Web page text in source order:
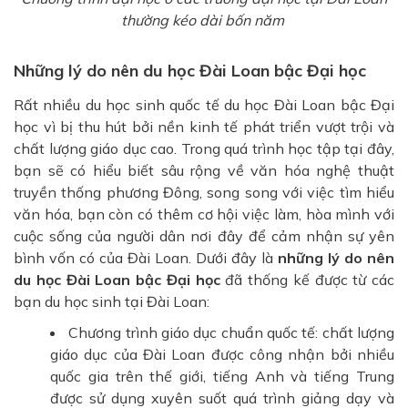
thường kéo dài bốn năm
Những lý do nên du học Đài Loan bậc Đại học
Rất nhiều du học sinh quốc tế du học Đài Loan bậc Đại
học vì bị thu hút bởi nền kinh tế phát triển vượt trội và
chất lượng giáo dục cao. Trong quá trình học tập tại đây,
bạn sẽ có hiểu biết sâu rộng về văn hóa nghệ thuật
truyền thống phương Đông, song song với việc tìm hiểu
văn hóa, bạn còn có thêm cơ hội việc làm, hòa mình với
cuộc sống của người dân nơi đây để cảm nhận sự yên
bình vốn có của Đài Loan. Dưới đây là những lý do nên
du học Đài Loan bậc Đại họcđã thống kế được từ các
bạn du học sinh tại Đài Loan:
Chương trình giáo dục chuẩn quốc tế: chất lượng
giáo dục của Đài Loan được công nhận bởi nhiều
quốc gia trên thế giới, tiếng Anh và tiếng Trung
được sử dụng xuyên suốt quá trình giảng dạy và